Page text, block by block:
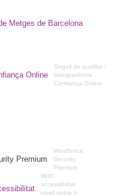
Segell de qualitat i
transparència
Confiança Online
Wordfence
Security
Premium
W3C
accessibilitat
nivell doble A,